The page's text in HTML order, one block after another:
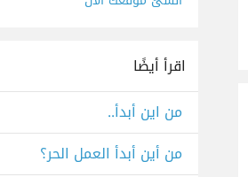
اقرأ أيضًا
من اين أبدأ..
من أين أبدأ العمل الحر؟